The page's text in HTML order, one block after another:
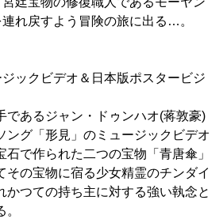
れ戻すよう冒険の旅に出る…。
ックビデオ＆日本版ポスタービジ
であるジャン・ドゥンハオ(蒋敦豪)
ング「形見」のミュージックビデオ
石で作られた二つの宝物「青唐傘」
その宝物に宿る少女精霊のチンダイ
かつての持ち主に対する強い執念と